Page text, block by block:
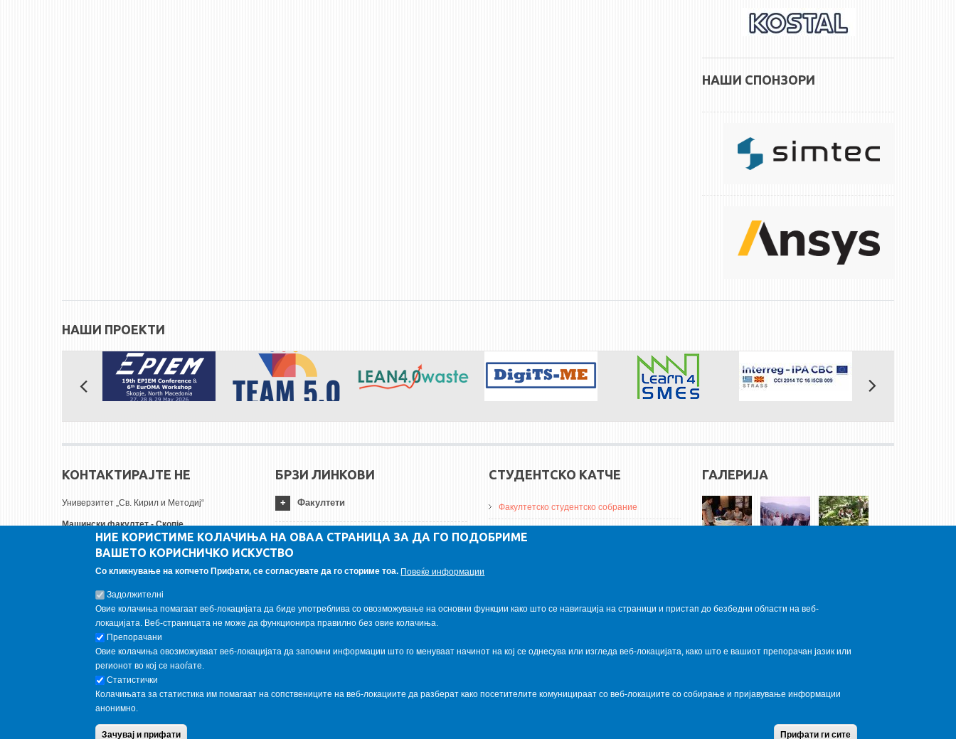
НАШИ СПОНЗОРИ
НАШИ ПРОЕКТИ
КОНТАКТИРАЈТЕ НЕ
Универзитет „Св. Кирил и Методиј“
Машински факултет - Скопје
Руѓер Бошковиќ бр.18
1000 Скопје, Република Северна Македонија
+ 389 2 3099-200
Е-пошта:contact@mf.edu.mk
FOLLOW US
Follow us on:
БРЗИ ЛИНКОВИ
Факултети
Универзитети
Институции
СТУДЕНТСКО КАТЧЕ
Факултетско студентско собрание
ДА Винчи магазин
ГАЛЕРИЈА
Copyright © 2013 Garnet All Rights Reserved. Designed by Terms condition Privacy Policy
НИЕ КОРИСТИМЕ КОЛАЧИЊА НА ОВАА СТРАНИЦА ЗА ДА ГО ПОДОБРИМЕ
ВАШЕТО КОРИСНИЧКО ИСКУСТВО
Со кликнување на копчето Прифати, се согласувате да го сториме тоа. Повеќе информации
Задолжителнi
Овие колачиња помагаат веб-локацијата да биде употреблива со овозможување на основни функции како што се навигација на страници и пристап до безбедни области на веб-
локацијата. Веб-страницата не може да функционира правилно без овие колачиња.
Препорачани
Овие колачиња овозможуваат веб-локацијата да запомни информации што го менуваат начинот на кој се однесува или изгледа веб-локацијата, како што е вашиот препорачан јазик или
регионот во кој се наоѓате.
Статистички
Колачињата за статистика им помагаат на сопствениците на веб-локациите да разберат како посетителите комуницираат со веб-локациите со собирање и пријавување информации
анонимно.
Зачувај и прифати Прифати ги сите